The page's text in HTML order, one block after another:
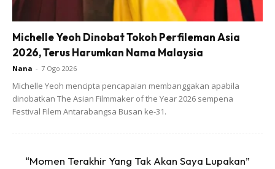
pada kita dengan sabdanya :
Ads
Michelle Yeoh Dinobat Tokoh Perfileman Asia
2026, Terus Harumkan Nama Malaysia
Nana - 7 Ogo 2026
Michelle Yeoh mencipta pencapaian membanggakan apabila
dinobatkan The Asian Filmmaker of the Year 2026 sempena
Festival Filem Antarabangsa Busan ke-31.
“Momen Terakhir Yang Tak Akan Saya Lupakan”